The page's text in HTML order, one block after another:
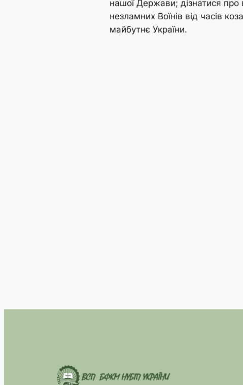
нашої Держави; дізнатися про
незламних Воїнів від часів
майбутнє України.